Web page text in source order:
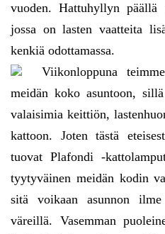
vuoden. Hattuhyllyn
jossa on lasten vaatteita
kenkiä odottamassa.
Viikonloppuna
meidän koko asuntoon,
valaisimia keittiön,
kattoon. Joten tästä
tuovat Plafondi -
tyytyväinen meidän kodin
sitä voikaan asunnon
väreillä. Vasemman